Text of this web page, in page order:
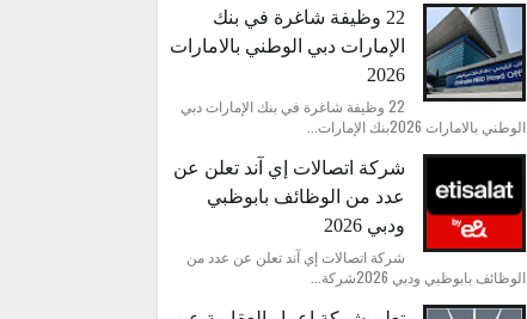
22 وظيفة شاغرة في بنك
الإمارات دبي الوطني بالامارات
2026
22 وظيفة شاغرة في بنك الإمارات دبي
الوطني بالامارات 2026بنك الإمارات...
شركة اتصالات إي آند تعلن عن
عدد من الوظائف بابوظبي
ودبي 2026
شركة اتصالات إي آند تعلن عن عدد من
الوظائف بابوظبي ودبي 2026شركة...